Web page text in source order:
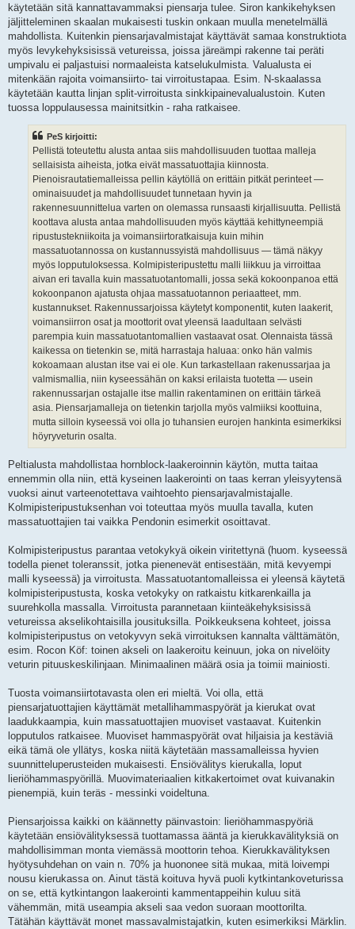
käytetään sitä kannattavammaksi piensarja tulee. Siron kankikehyksen
jäljitteleminen skaalan mukaisesti tuskin onkaan muulla menetelmällä
mahdollista. Kuitenkin piensarjavalmistajat käyttävät samaa konstruktiota
myös levykehyksisissä vetureissa, joissa järeämpi rakenne tai peräti
umpivalu ei paljastuisi normaaleista katselukulmista. Valualusta ei
mitenkään rajoita voimansiirto- tai virroitustapaa. Esim. N-skaalassa
käytetään kautta linjan split-virroitusta sinkkipainevalualustoin. Kuten
tuossa loppulausessa mainitsitkin - raha ratkaisee.
PeS kirjoitti:
Pellistä toteutettu alusta antaa siis mahdollisuuden tuottaa malleja
sellaisista aiheista, jotka eivät massatuottajia kiinnosta.
Pienoisrautatiemalleissa pellin käytöllä on erittäin pitkät perinteet —
ominaisuudet ja mahdollisuudet tunnetaan hyvin ja
rakennesuunnittelua varten on olemassa runsaasti kirjallisuutta. Pellistä
koottava alusta antaa mahdollisuuden myös käyttää kehittyneempiä
ripustustekniikoita ja voimansiirtoratkaisuja kuin mihin
massatuotannossa on kustannussyistä mahdollisuus — tämä näkyy
myös lopputuloksessa. Kolmipisteripustettu malli liikkuu ja virroittaa
aivan eri tavalla kuin massatuotantomalli, jossa sekä kokoonpanoa että
kokoonpanon ajatusta ohjaa massatuotannon periaatteet, mm.
kustannukset. Rakennussarjoissa käytetyt komponentit, kuten laakerit,
voimansiirron osat ja moottorit ovat yleensä laadultaan selvästi
parempia kuin massatuotantomallien vastaavat osat. Olennaista tässä
kaikessa on tietenkin se, mitä harrastaja haluaa: onko hän valmis
kokoamaan alustan itse vai ei ole. Kun tarkastellaan rakenussarjaa ja
valmismallia, niin kyseessähän on kaksi erilaista tuotetta — usein
rakennussarjan ostajalle itse mallin rakentaminen on erittäin tärkeä
asia. Piensarjamalleja on tietenkin tarjolla myös valmiiksi koottuina,
mutta silloin kyseessä voi olla jo tuhansien eurojen hankinta esimerkiksi
höyryveturin osalta.
Peltialusta mahdollistaa hornblock-laakeroinnin käytön, mutta taitaa
ennemmin olla niin, että kyseinen laakerointi on taas kerran yleisyytensä
vuoksi ainut varteenotettava vaihtoehto piensarjavalmistajalle.
Kolmipisteripustuksenhan voi toteuttaa myös muulla tavalla, kuten
massatuottajien tai vaikka Pendonin esimerkit osoittavat.
Kolmipisteripustus parantaa vetokykyä oikein viritettynä (huom. kyseessä
todella pienet toleranssit, jotka pienenevät entisestään, mitä kevyempi
malli kyseessä) ja virroitusta. Massatuotantomalleissa ei yleensä käytetä
kolmipisteripustusta, koska vetokyky on ratkaistu kitkarenkailla ja
suurehkolla massalla. Virroitusta parannetaan kiinteäkehyksisissä
vetureissa akselikohtaisilla jousituksilla. Poikkeuksena kohteet, joissa
kolmipisteripustus on vetokyvyn sekä virroituksen kannalta välttämätön,
esim. Rocon Köf: toinen akseli on laakeroitu keinuun, joka on nivelöity
veturin pituuskeskilinjaan. Minimaalinen määrä osia ja toimii mainiosti.
Tuosta voimansiirtotavasta olen eri mieltä. Voi olla, että
piensarjatuottajien käyttämät metallihammaspyörät ja kierukat ovat
laadukkaampia, kuin massatuottajien muoviset vastaavat. Kuitenkin
lopputulos ratkaisee. Muoviset hammaspyörät ovat hiljaisia ja kestäviä
eikä tämä ole yllätys, koska niitä käytetään massamalleissa hyvien
suunnitteluperusteiden mukaisesti. Ensiövälitys kierukalla, loput
lieriöhammaspyörillä. Muovimateriaalien kitkakertoimet ovat kuivanakin
pienempiä, kuin teräs - messinki voideltuna.
Piensarjoissa kaikki on käännetty päinvastoin: lieriöhammaspyöriä
käytetään ensiövälityksessä tuottamassa ääntä ja kierukkavälityksiä on
mahdollisimman monta viemässä moottorin tehoa. Kierukkavälityksen
hyötysuhdehan on vain n. 70% ja huononee sitä mukaa, mitä loivempi
nousu kierukassa on. Ainut tästä koituva hyvä puoli kytkintankoveturissa
on se, että kytkintangon laakerointi kammentappeihin kuluu sitä
vähemmän, mitä useampia akseli saa vedon suoraan moottorilta.
Tätähän käyttävät monet massavalmistajatkin, kuten esimerkiksi Märklin.